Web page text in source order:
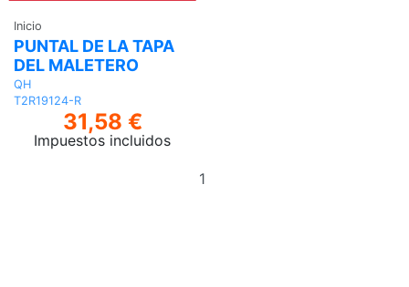
Inicio
PUNTAL DE LA TAPA
DEL MALETERO
QH
T2R19124-R
31,58 €
Impuestos incluidos